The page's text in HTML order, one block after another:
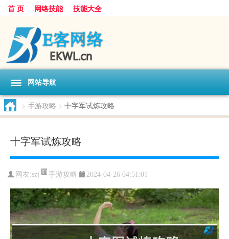
首 页 网络技能 技能大全
网站导航
> 手游攻略 > 十字军试炼攻略
十字军试炼攻略
网友:szj 手游攻略 2024-04-26 04:51:01